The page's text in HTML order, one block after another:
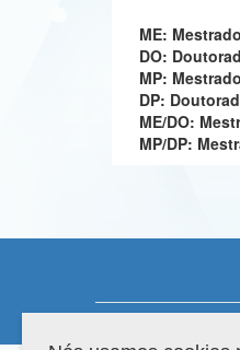
ME:
DO:
MP:
DP:
ME/DO:
MP/DP: